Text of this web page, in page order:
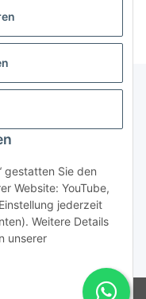
gestatten Sie den
Website: YouTube,
jederzeit
Weitere Details
unserer